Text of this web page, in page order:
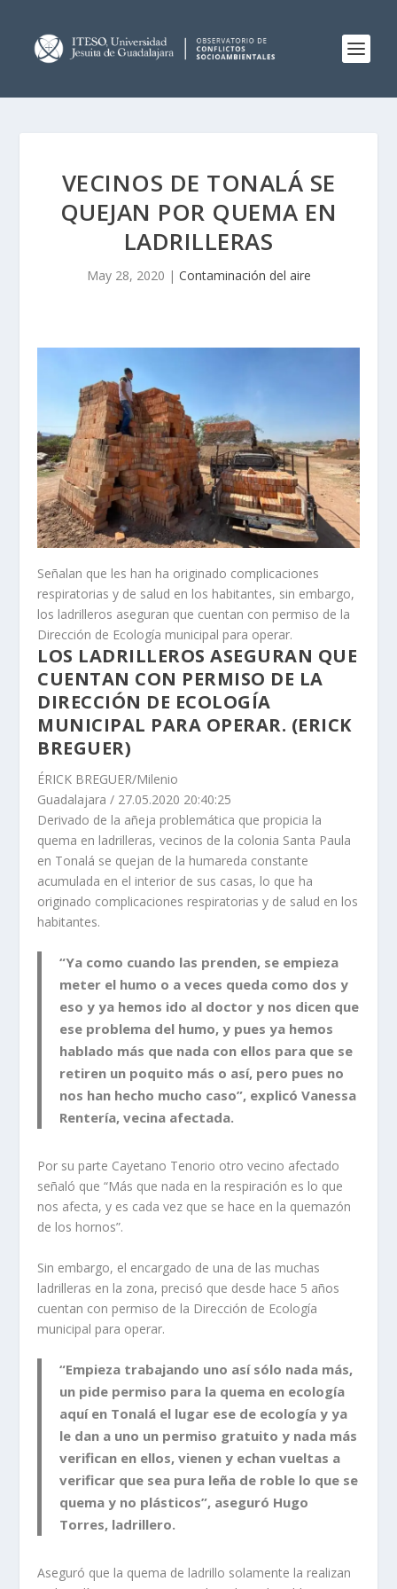
VECINOS DE TONALÁ SE
QUEJAN POR QUEMA EN
LADRILLERAS
May 28, 2020 | Contaminación del aire
Señalan que les han ha originado complicaciones
respiratorias y de salud en los habitantes, sin embargo,
los ladrilleros aseguran que cuentan con permiso de la
Dirección de Ecología municipal para operar.
LOS LADRILLEROS ASEGURAN QUE
CUENTAN CON PERMISO DE LA
DIRECCIÓN DE ECOLOGÍA
MUNICIPAL PARA OPERAR. (ERICK
BREGUER)
ÉRICK BREGUER/Milenio
Guadalajara / 27.05.2020 20:40:25
Derivado de la añeja problemática que propicia la
quema en ladrilleras, vecinos de la colonia Santa Paula
en Tonalá se quejan de la humareda constante
acumulada en el interior de sus casas, lo que ha
originado complicaciones respiratorias y de salud en los
habitantes.
“Ya como cuando las prenden, se empieza
meter el humo o a veces queda como dos y
eso y ya hemos ido al doctor y nos dicen que
ese problema del humo, y pues ya hemos
hablado más que nada con ellos para que se
retiren un poquito más o así, pero pues no
nos han hecho mucho caso”, explicó Vanessa
Rentería, vecina afectada.
Por su parte Cayetano Tenorio otro vecino afectado
señaló que “Más que nada en la respiración es lo que
nos afecta, y es cada vez que se hace en la quemazón
de los hornos”.
Sin embargo, el encargado de una de las muchas
ladrilleras en la zona, precisó que desde hace 5 años
cuentan con permiso de la Dirección de Ecología
municipal para operar.
“Empieza trabajando uno así sólo nada más,
un pide permiso para la quema en ecología
aquí en Tonalá el lugar ese de ecología y ya
le dan a uno un permiso gratuito y nada más
verifican en ellos, vienen y echan vueltas a
verificar que sea pura leña de roble lo que se
quema y no plásticos”, aseguró Hugo
Torres, ladrillero.
Aseguró que la quema de ladrillo solamente la realizan